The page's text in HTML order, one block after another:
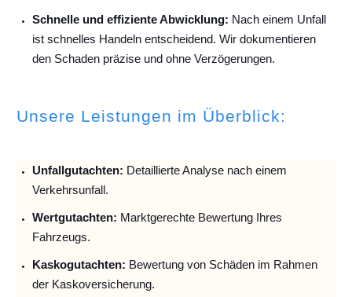
Schnelle und effiziente Abwicklung: Nach einem Unfall
ist schnelles Handeln entscheidend. Wir dokumentieren
den Schaden präzise und ohne Verzögerungen.
Unsere Leistungen im Überblick:
Unfallgutachten: Detaillierte Analyse nach einem
Verkehrsunfall.
Wertgutachten: Marktgerechte Bewertung Ihres
Fahrzeugs.
Kaskogutachten: Bewertung von Schäden im Rahmen
der Kaskoversicherung.